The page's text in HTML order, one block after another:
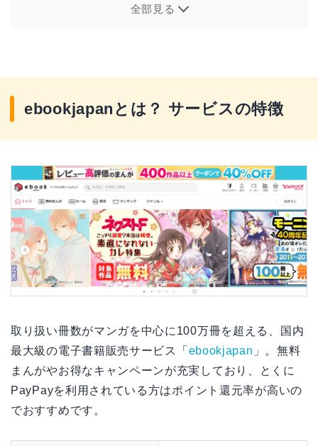
漫画を中心に100万冊以上の電子書籍を取り扱って
紙機能
アプリ版はPayPay残高の支払いができない
クレジットカードがないとアダルト作品を購入でき
ない
ebookjapanの使い方は？ 登録・解約の方法
ebookjapanのおすすめ人気5作品
ebookjapanのよくある質問【Q＆A】
全部見る
ebookjapanとは？ サービスの特徴
取り扱い冊数がマンガを中心に100万冊を超える、国内
最大級の電子書籍販売サービス「 ebookjapan 」。無料
まんがやお得なキャンペーンが充実しており、とくに
PayPayを利用されている方はポイント還元率が高いの
でおすすめです。